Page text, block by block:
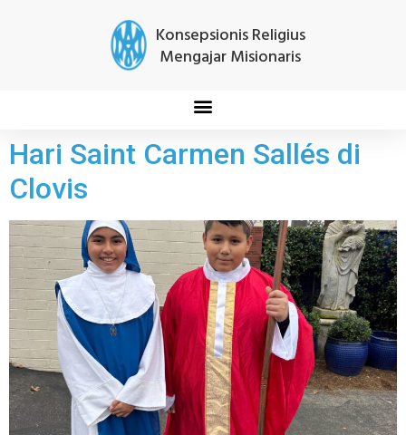
Konsepsionis Religius
Mengajar Misionaris
Hari Saint Carmen Sallés di
Clovis